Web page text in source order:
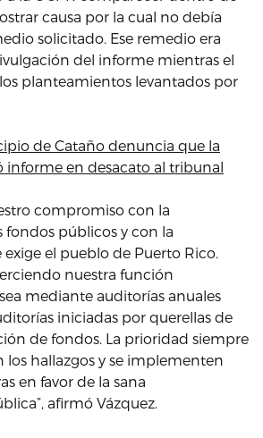
causa por la cual no debía
solicitado. Ese remedio era
del informe mientras el
planteamientos levantados por
de Cataño denuncia que la
en desacato al tribunal
compromiso con la
fondos públicos y con la
el pueblo de Puerto Rico.
nuestra función
mediante auditorías anuales
iniciadas por querellas de
de fondos. La prioridad siempre
los hallazgos y se implementen
en favor de la sana
afirmó Vázquez.